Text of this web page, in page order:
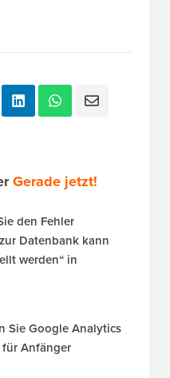
Gerade jetzt!
den Fehler
Datenbank kann
werden“ in
Sie Google Analytics
für Anfänger